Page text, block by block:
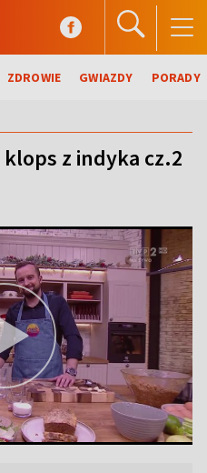
ZDROWIE GWIAZDY PORADY
z indyka cz.2